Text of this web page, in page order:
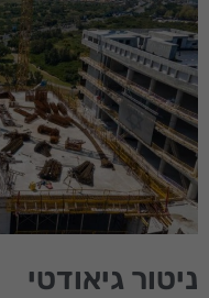
ניטור גיאודטי